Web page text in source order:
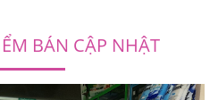
BÁN CẬP NHẬT